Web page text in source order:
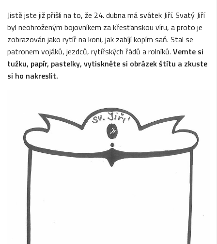
Jistě jste již přišli na to, že 24. dubna má svátek Jiří. Svatý Jiří
byl neohroženým bojovníkem za křesťanskou víru, a proto je
zobrazován jako rytíř na koni, jak zabíjí kopím saň. Stal se
patronem vojáků, jezdců, rytířských řádů a rolníků. Vemte si
tužku, papír, pastelky, vytiskněte si obrázek štítu a zkuste
si ho nakreslit.